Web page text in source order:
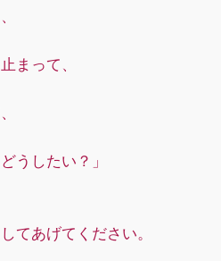
まって、
うしたい？」
てあげてください。